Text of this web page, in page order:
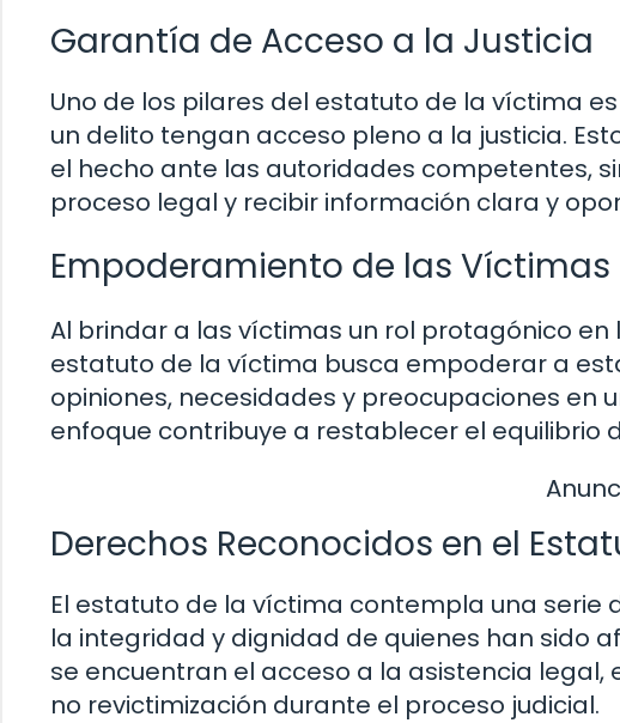
Garantía de Acceso a la Justicia
Uno de los pilares del estatuto de la víctima
un delito tengan acceso pleno a la justicia.
el hecho ante las autoridades competentes,
proceso legal y recibir información clara y
Empoderamiento de las Víctimas
Al brindar a las víctimas un rol protagónico en
estatuto de la víctima busca empoderar a
opiniones, necesidades y preocupaciones en
enfoque contribuye a restablecer el equilibrio
Derechos Reconocidos en el
El estatuto de la víctima contempla una
la integridad y dignidad de quienes han sido
se encuentran el acceso a la asistencia
no revictimización durante el proceso judicial.